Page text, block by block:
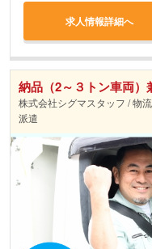
求人情報詳細へ
納品（2～３トン車両）
株式会社シグマスタッフ / 物
派遣